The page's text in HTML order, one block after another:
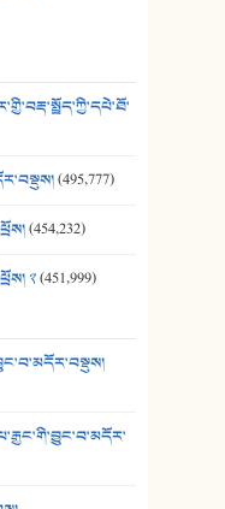
(495,777)
(454,232)
༢(451,999)